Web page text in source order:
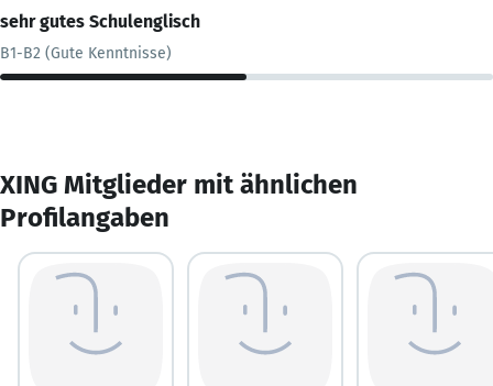
sehr gutes Schulenglisch
B1-B2 (Gute Kenntnisse)
XING Mitglieder mit ähnlichen
Profilangaben